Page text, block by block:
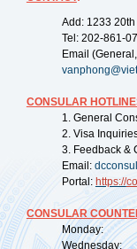
Add: 1233
Tel: 202-861-
Email
CONSULAR
1. General
2. Visa
3. Feedback &
Email:
Portal: https://
CONSULAR
Monday:
Wednesday: